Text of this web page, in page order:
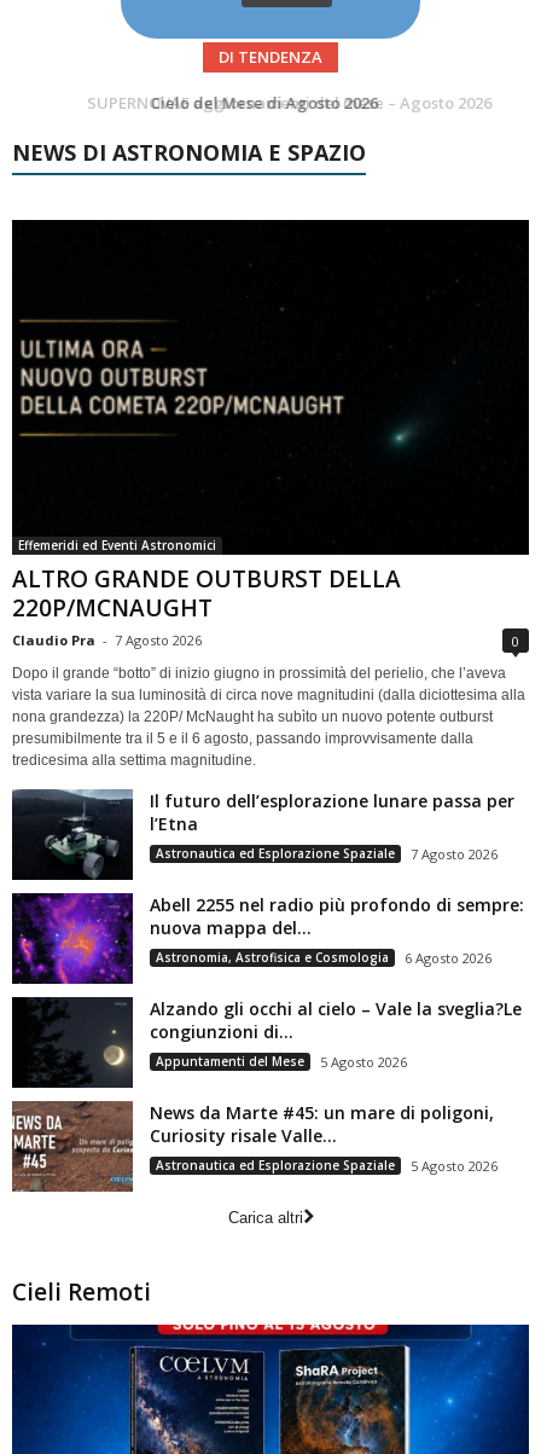
DI TENDENZA
SUPERNOVAE aggiornamenti del mese – Agosto 2026
Le Comete del mese di Agosto: LA 10P/TEMPEL AL PERIELIO
NEWS DI ASTRONOMIA E SPAZIO
Effemeridi ed Eventi Astronomici
ALTRO GRANDE OUTBURST DELLA
220P/MCNAUGHT
Claudio Pra - 7 Agosto 2026 0
Dopo il grande “botto” di inizio giugno in prossimità del perielio, che l’aveva
vista variare la sua luminosità di circa nove magnitudini (dalla diciottesima alla
nona grandezza) la 220P/ McNaught ha subìto un nuovo potente outburst
presumibilmente tra il 5 e il 6 agosto, passando improvvisamente dalla
tredicesima alla settima magnitudine.
Il futuro dell’esplorazione lunare passa per
l’Etna
Astronautica ed Esplorazione Spaziale 7 Agosto 2026
Abell 2255 nel radio più profondo di sempre:
nuova mappa del...
Astronomia, Astrofisica e Cosmologia 6 Agosto 2026
Alzando gli occhi al cielo – Vale la sveglia?Le
congiunzioni di...
Appuntamenti del Mese 5 Agosto 2026
News da Marte #45: un mare di poligoni,
Curiosity risale Valle...
Astronautica ed Esplorazione Spaziale 5 Agosto 2026
Carica altri
Cieli Remoti